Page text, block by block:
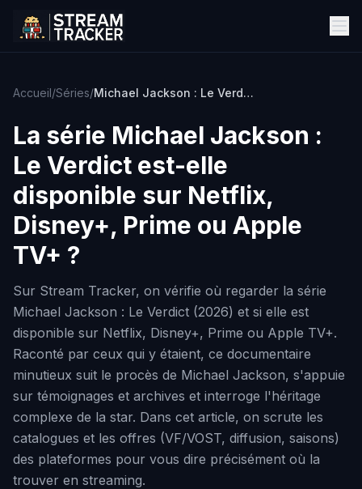
Accueil/Séries/ Michael Jackson : Le Verdict
La série Michael Jackson :
Le Verdict est-elle
disponible sur Netflix,
Disney+, Prime ou Apple
TV+ ?
Sur Stream Tracker, on vérifie où regarder la série
Michael Jackson : Le Verdict (2026) et si elle est
disponible sur Netflix, Disney+, Prime ou Apple TV+.
Raconté par ceux qui y étaient, ce documentaire
minutieux suit le procès de Michael Jackson, s'appuie
sur témoignages et archives et interroge l'héritage
complexe de la star. Dans cet article, on scrute les
catalogues et les offres (VF/VOST, diffusion, saisons)
des plateformes pour vous dire précisément où la
trouver en streaming.